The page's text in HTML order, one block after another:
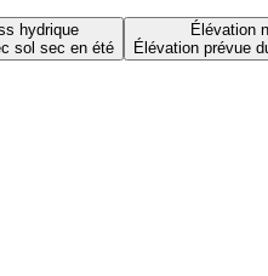
hydrique
sol sec en été
Élévation
Élévation prévue